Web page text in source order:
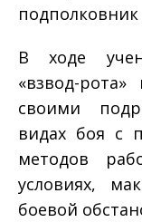
подполковник
В ходе
«взвод-
своими
видах боя с
методов
условиях,
боевой